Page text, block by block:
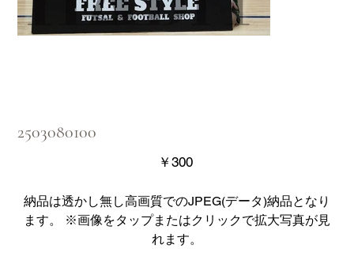
2503080100
価
格
￥300
納品は透かし無し高画質でのJPEG(データ)納品となり
ます。 ※画像をタップまたはクリックで拡大写真が見
れます。